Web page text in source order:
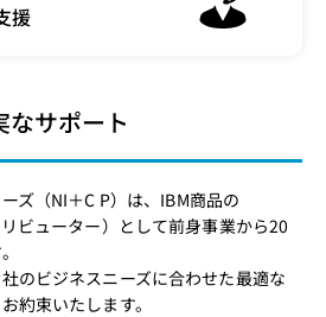
援
なサポート
ズ（NI＋C P）は、IBM商品の
ビューター）として前身事業から20
のビジネスニーズに合わせた最適な
約束いたします。